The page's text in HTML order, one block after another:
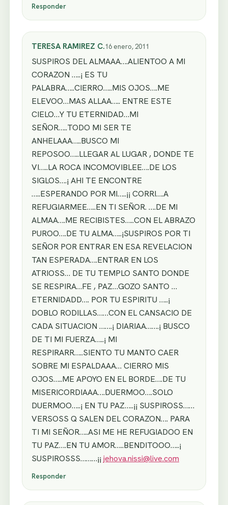
Responder
TERESA RAMIREZ C.16 enero, 2011
SUSPIROS DEL ALMAAA….ALIENTOO A MI
CORAZON …..¡ ES TU
PALABRA…..CIERRO…..MIS OJOS….ME
ELEVOO…MAS ALLAA….. ENTRE ESTE
CIELO…Y TU ETERNIDAD…MI
SEÑOR…..TODO MI SER TE
ANHELAAA…..BUSCO MI
REPOSOO…..LLEGAR AL LUGAR , DONDE TE
VI…..LA ROCA INCOMOVIBLEE….DE LOS
SIGLOS….¡ AHI TE ENCONTRE
…..ESPERANDO POR MI…..¡¡ CORRI….A
REFUGIARMEE…..EN TI SEÑOR. ….DE MI
ALMAA….ME RECIBISTES…..CON EL ABRAZO
PUROO….DE TU ALMA…..¡SUSPIROS POR TI
SEÑOR POR ENTRAR EN ESA REVELACION
TAN ESPERADA….ENTRAR EN LOS
ATRIOSS… DE TU TEMPLO SANTO DONDE
SE RESPIRA…FE , PAZ…GOZO SANTO …
ETERNIDADD…. POR TU ESPIRITU …..¡
DOBLO RODILLAS……CON EL CANSACIO DE
CADA SITUACION …….¡ DIARIAA…….¡ BUSCO
DE TI MI FUERZA…..¡ MI
RESPIRARR…..SIENTO TU MANTO CAER
SOBRE MI ESPALDAAA… CIERRO MIS
OJOS…..ME APOYO EN EL BORDE….DE TU
MISERICORDIAAA….DUERMOO….SOLO
DUERMOO…..¡ EN TU PAZ…..¡¡ SUSPIROSS……
VERSOSS Q SALEN DEL CORAZON…. PARA
TI MI SEÑOR…..ASI ME HE REFUGIADOO EN
TU PAZ….EN TU AMOR…..BENDITOOO…..¡
SUSPIROSSS………¡¡ jehova.nissi@live.com
Responder